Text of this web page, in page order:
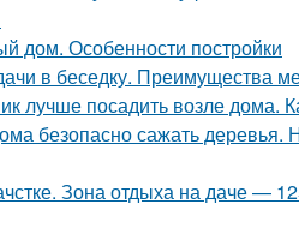
дом. Особенности постройки
в беседку. Преимущества
лучше посадить возле дома.
безопасно сажать
Зона отдыха на даче —